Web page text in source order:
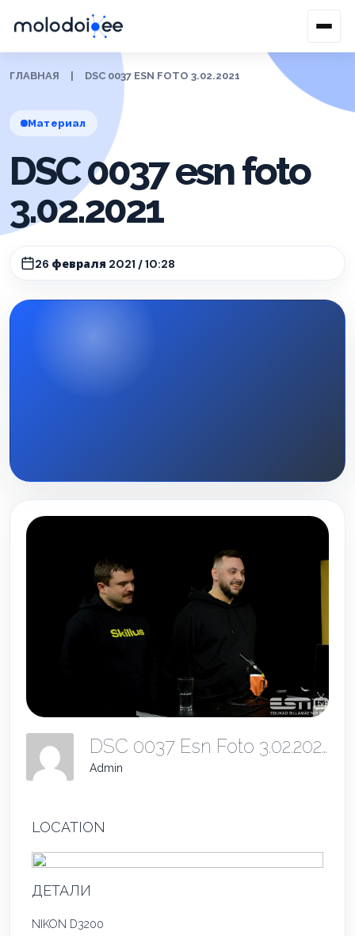
ГЛАВНАЯ DSC 0037 ESN FOTO 3.02.2021
Материал
DSC 0037 esn foto
3.02.2021
26 февраля 2021 / 10:28
DSC 0037 Esn Foto 3.02.2021
Admin
LOCATION
ДЕТАЛИ
NIKON D3200